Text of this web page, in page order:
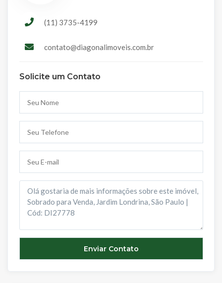
(11) 3735-4199
contato@diagonalimoveis.com.br
Solicite um Contato